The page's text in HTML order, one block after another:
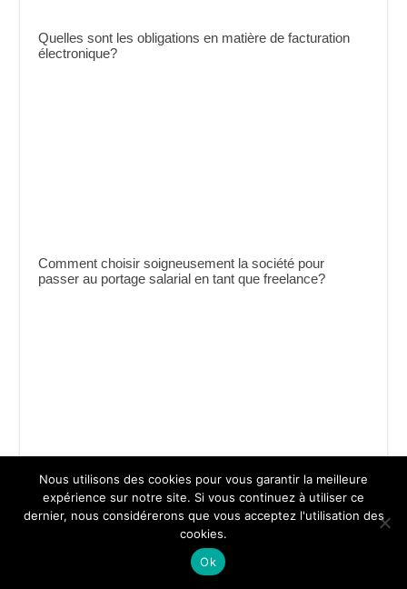
Quelles sont les obligations en matière de facturation
électronique?
Comment choisir soigneusement la société pour
passer au portage salarial en tant que freelance?
Les meilleurs comptes bancaires professionnels en
ligne
Nous utilisons des cookies pour vous garantir la meilleure
expérience sur notre site. Si vous continuez à utiliser ce
dernier, nous considérerons que vous acceptez l'utilisation des
cookies.
Ok